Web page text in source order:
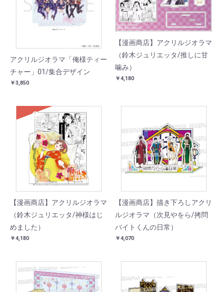
アクリルジオラマ「俺様ティー
チャー」01/集合デザイン
￥3,850
【漫画商店】アクリルジオラマ
（鈴木ジュリエッタ/推しに甘
噛み）
￥4,180
SOLD
【漫画商店】アクリルジオラマ
（鈴木ジュリエッタ/神様はじ
めました）
￥4,180
【漫画商店】描き下ろしアクリ
ルジオラマ（次見やをら/拷問
バイトくんの日常）
￥4,070